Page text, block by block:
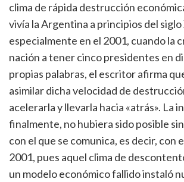
clima de rápida destrucción
vivía la Argentina a principios del siglo
especialmente en el 2001, cuando la
nación a tener cinco presidentes en
propias palabras, el escritor afirma
asimilar dicha velocidad de
acelerarla y llevarla hacia «atrás». La
finalmente, no hubiera sido posible
con el que se comunica, es decir, con
2001, pues aquel clima de
un modelo económico fallido instaló